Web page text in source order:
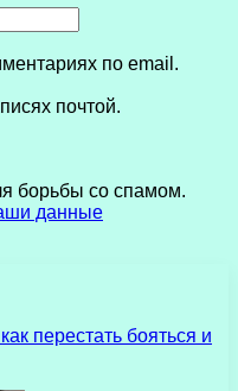
по email.
почтой.
борьбы со спамом.
данные
перестать бояться и